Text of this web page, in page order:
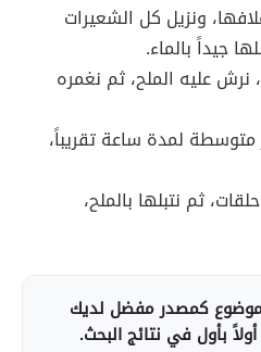
ونزيل كل الشعيرات
جيداً بالماء.
عليه الملح، ثم نغمره
متوسطة لمدة ساعة تقريباً،
ثم نتبلها بالملح،
كمصدر مفضل لديك
بأول في نتائج البحث.